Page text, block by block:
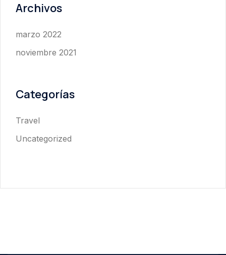
Archivos
marzo 2022
noviembre 2021
Categorías
Travel
Uncategorized